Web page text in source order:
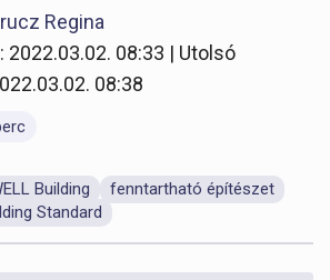
Regina
2022.03.02. 08:33 | Utolsó
08:38
Building
fenntartható építészet
Standard